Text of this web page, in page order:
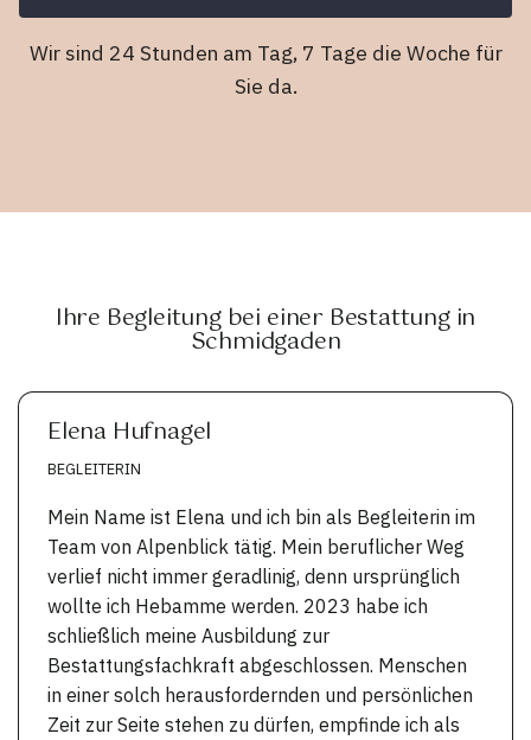
Wir sind 24 Stunden am Tag, 7 Tage die Woche für
Sie da.
Ihre Begleitung bei einer Bestattung in
Schmidgaden
Elena Hufnagel
BEGLEITERIN
Mein Name ist Elena und ich bin als Begleiterin im
Team von Alpenblick tätig. Mein beruflicher Weg
verlief nicht immer geradlinig, denn ursprünglich
wollte ich Hebamme werden. 2023 habe ich
schließlich meine Ausbildung zur
Bestattungsfachkraft abgeschlossen. Menschen
in einer solch herausfordernden und persönlichen
Zeit zur Seite stehen zu dürfen, empfinde ich als